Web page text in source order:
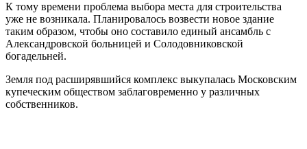
К тому времени проблема выбора места для строительства
уже не возникала. Планировалось возвести новое здание
таким образом, чтобы оно составило единый ансамбль с
Александровской больницей и Солодовниковской
богадельней.
Земля под расширявшийся комплекс выкупалась Московским
купеческим обществом заблаговременно у различных
собственников.